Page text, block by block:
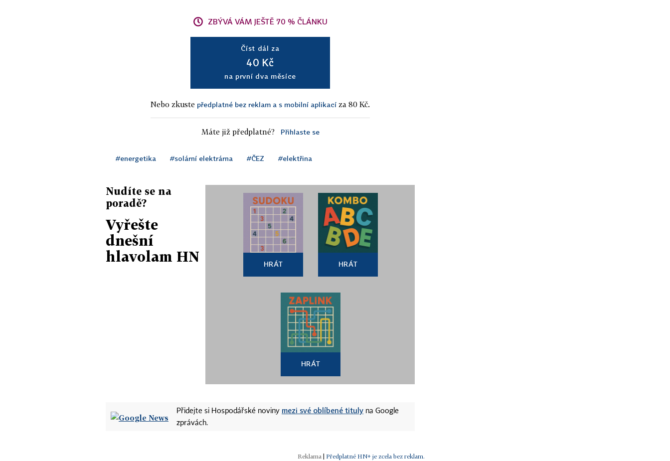
ZBÝVÁ VÁM JEŠTĚ 70 % ČLÁNKU
Číst dál za
40 Kč
na první dva měsíce
Nebo zkuste předplatné bez reklam a s mobilní aplikací za 80 Kč.
Máte již předplatné? Přihlaste se
#energetika #solární elektrárna #ČEZ #elektřina
Nudíte se na
poradě?
Vyřešte
dnešní
hlavolam HN
HRÁT HRÁT
HRÁT
Přidejte si Hospodářské noviny mezi své oblíbené tituly na Google
zprávách.
| Předplatné HN+ je zcela bez reklam.